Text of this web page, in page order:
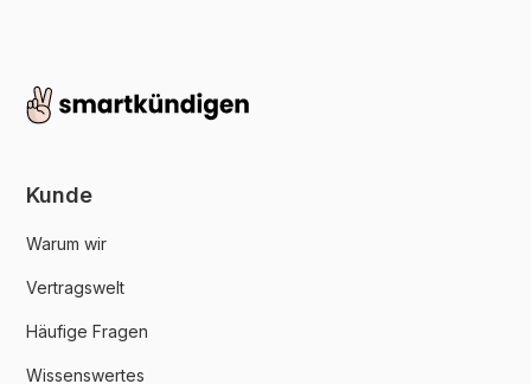
Kunde
Warum wir
Vertragswelt
Häufige Fragen
Wissenswertes